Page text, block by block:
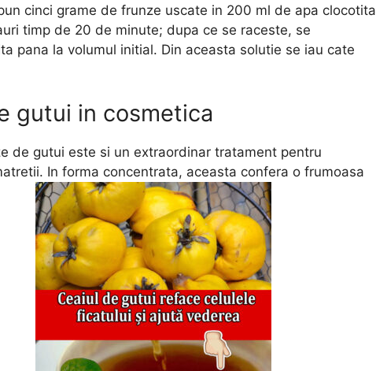
cinci grame de frunze uscate in 200 ml de apa clocotita
timp de 20 de minute; dupa ce se raceste, se
pana la volumul initial. Din aceasta solutie se iau cate
gutui in cosmetica
de gutui este si un extraordinar tratament pentru
In forma concentrata, aceasta confera o frumoasa